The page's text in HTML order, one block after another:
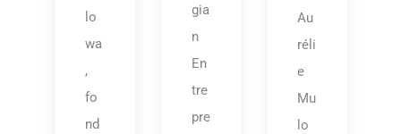
lo
wa
,
fo
nd
gia
n
En
tre
pre
Au
réli
e
Mu
lo